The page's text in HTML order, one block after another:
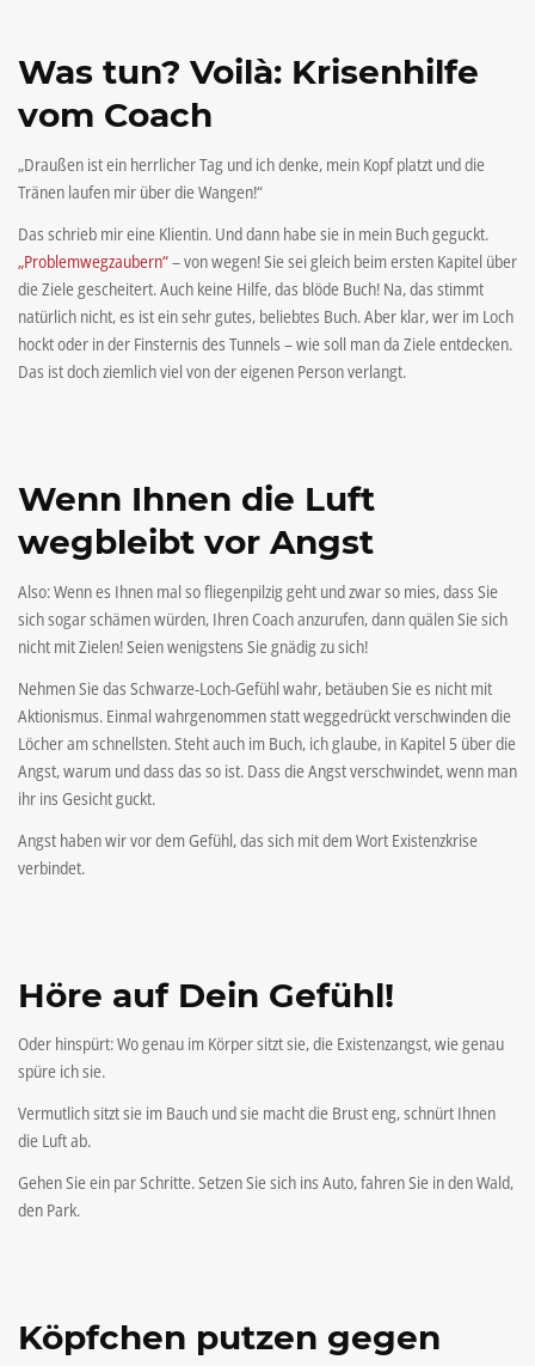
Was tun? Voilà: Krisenhilfe
vom Coach
„Draußen ist ein herrlicher Tag und ich denke, mein Kopf platzt und die
Tränen laufen mir über die Wangen!“
Das schrieb mir eine Klientin. Und dann habe sie in mein Buch geguckt.
„Problemwegzaubern“– von wegen! Sie sei gleich beim ersten Kapitel über
die Ziele gescheitert. Auch keine Hilfe, das blöde Buch! Na, das stimmt
natürlich nicht, es ist ein sehr gutes, beliebtes Buch. Aber klar, wer im Loch
hockt oder in der Finsternis des Tunnels – wie soll man da Ziele entdecken.
Das ist doch ziemlich viel von der eigenen Person verlangt.
Wenn Ihnen die Luft
wegbleibt vor Angst
Also: Wenn es Ihnen mal so fliegenpilzig geht und zwar so mies, dass Sie
sich sogar schämen würden, Ihren Coach anzurufen, dann quälen Sie sich
nicht mit Zielen! Seien wenigstens Sie gnädig zu sich!
Nehmen Sie das Schwarze-Loch-Gefühl wahr, betäuben Sie es nicht mit
Aktionismus. Einmal wahrgenommen statt weggedrückt verschwinden die
Löcher am schnellsten. Steht auch im Buch, ich glaube, in Kapitel 5 über die
Angst, warum und dass das so ist. Dass die Angst verschwindet, wenn man
ihr ins Gesicht guckt.
Angst haben wir vor dem Gefühl, das sich mit dem Wort Existenzkrise
verbindet.
Höre auf Dein Gefühl!
Oder hinspürt: Wo genau im Körper sitzt sie, die Existenzangst, wie genau
spüre ich sie.
Vermutlich sitzt sie im Bauch und sie macht die Brust eng, schnürt Ihnen
die Luft ab.
Gehen Sie ein par Schritte. Setzen Sie sich ins Auto, fahren Sie in den Wald,
den Park.
Köpfchen putzen gegen